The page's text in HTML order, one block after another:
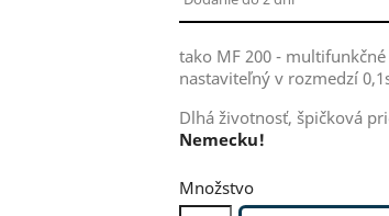
tako MF 200 -
nastaviteľný v rozmedzí
Dlhá životnosť, špičková
Nemecku!
Množstvo